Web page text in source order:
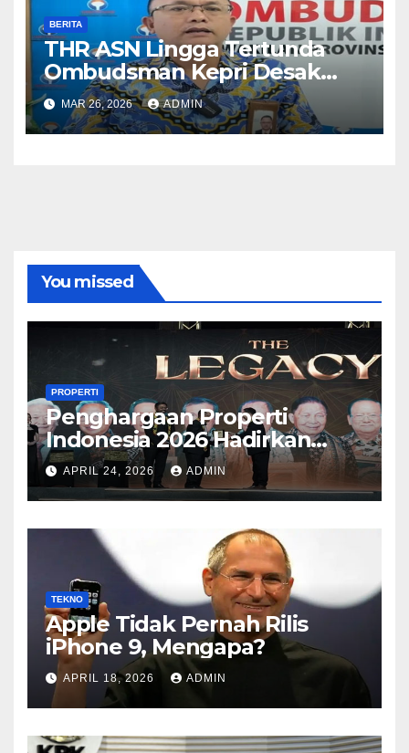
BERITA
THR ASN Lingga Tertunda
Ombudsman Kepri Desak
Pemda Segera Bayarkan
MAR 26, 2026 ADMIN
You missed
PROPERTI
Penghargaan Properti
Indonesia 2026 Hadirkan
Kategori Baru Sesuai
Perkembangan Pasar
APRIL 24, 2026 ADMIN
TEKNO
Apple Tidak Pernah Rilis
iPhone 9, Mengapa?
APRIL 18, 2026 ADMIN